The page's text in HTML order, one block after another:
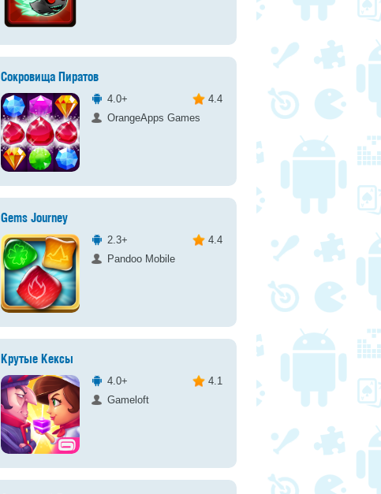
Сокровища Пиратов
4.0+
4.4
OrangeApps Games
Gems Journey
2.3+
4.4
Pandoo Mobile
Крутые Кексы
4.0+
4.1
Gameloft